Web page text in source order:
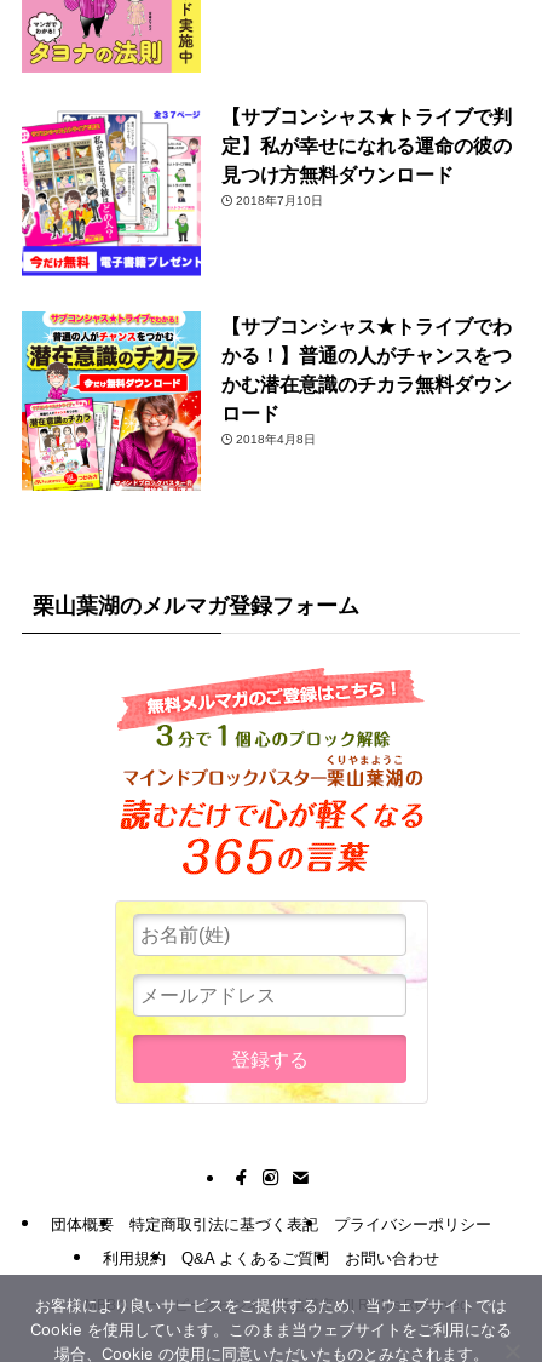
【サブコンシャス★トライブで判
定】私が幸せになれる運命の彼の
見つけ方無料ダウンロード
2018年7月10日
【サブコンシャス★トライブでわ
かる！】普通の人がチャンスをつ
かむ潜在意識のチカラ無料ダウン
ロード
2018年4月8日
栗山葉湖のメルマガ登録フォーム
団体概要 特定商取引法に基づく表記
プライバシーポリシー
利用規約
Q&A よくあるご質問 お問い合わせ
©MBBスリー・ピースビジネス通信講座 All Rights Reserved.
お客様により良いサービスをご提供するため、当ウェブサイトでは
Cookie を使用しています。このまま当ウェブサイトをご利用になる
場合、Cookie の使用に同意いただいたものとみなされます。